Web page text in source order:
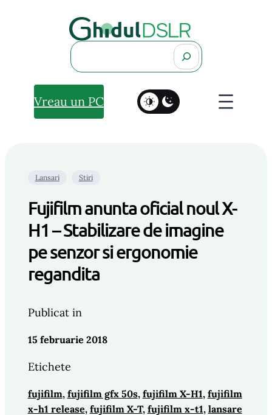
Search
Vreau un PC
Lansari Stiri
Fujifilm anunta oficial noul X-
H1 – Stabilizare de imagine
pe senzor si ergonomie
regandita
Publicat in
15 februarie 2018
Etichete
fujifilm, fujifilm gfx 50s, fujifilm X-H1, fujifilm
x-h1 release, fujifilm X-T, fujifilm x-t1, lansare